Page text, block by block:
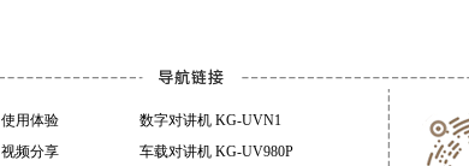
使用体验
视频分享
数字对讲机 KG-UVN1
车载对讲机 KG-UV980P